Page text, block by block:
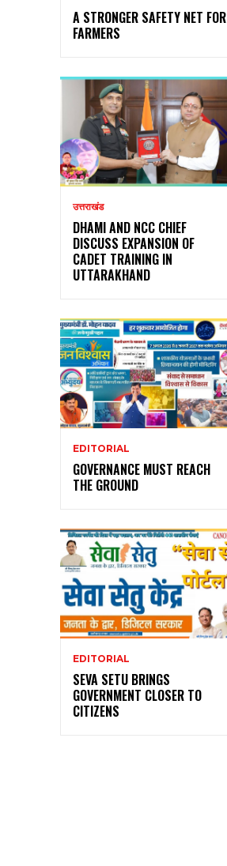
A STRONGER SAFETY NET FOR
FARMERS
उत्तराखंड
DHAMI AND NCC CHIEF
DISCUSS EXPANSION OF
CADET TRAINING IN
UTTARAKHAND
EDITORIAL
GOVERNANCE MUST REACH
THE GROUND
EDITORIAL
SEVA SETU BRINGS
GOVERNMENT CLOSER TO
CITIZENS